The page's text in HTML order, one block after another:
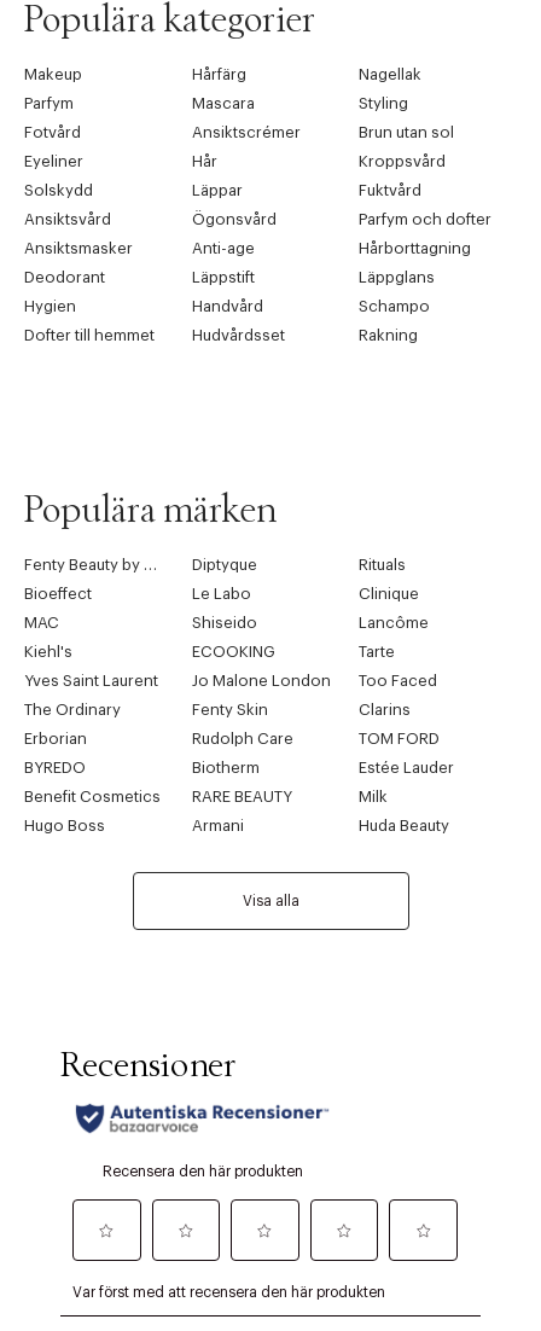
Populära kategorier
Makeup Hårfärg
Nagellak
Parfym
Mascara
Styling
Fotvård
Ansiktscrémer
Brun utan sol
Eyeliner
Hår
Kroppsvård
Solskydd
Läppar
Fuktvård
Ansiktsvård
Ögonsvård
Parfym och dofter
Ansiktsmasker
Anti-age
Hårborttagning
Deodorant
Läppstift
Läppglans
Hygien
Handvård
Schampo
Dofter till hemmet
Hudvårdsset Rakning
Populära märken
Diptyque
Rituals
Bioeffect
Le Labo
Clinique
MAC
Shiseido
Lancôme
Kiehl's
ECOOKING
Tarte
Yves Saint Laurent
Jo Malone London
Too Faced
The Ordinary
Fenty Skin
Clarins
Erborian
Rudolph Care
TOM FORD
BYREDO
Biotherm
Estée Lauder
Benefit Cosmetics
RARE BEAUTY
Milk
Hugo Boss
Armani Huda Beauty
Visa alla